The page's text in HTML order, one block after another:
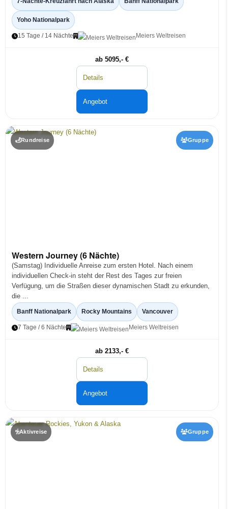
Yoho Nationalpark
15 Tage / 14 Nächte Meiers Weltreisen
ab 5095,- €
Details
Angebot
Rundreise Gruppe
Western Journey (6 Nächte)
(Samstag) Individuelle Anreise zum ersten Hotel. Nach einem
individuellen Check-in steht der Rest des Tages zur freien
Verfügung, um die Straßen dieser dynamischen Stadt zu erkunden,
die ...
Banff Nationalpark Rocky Mountains Vancouver
7 Tage / 6 Nächte Meiers Weltreisen
ab 2133,- €
Details
Angebot
Aktivreise Gruppe